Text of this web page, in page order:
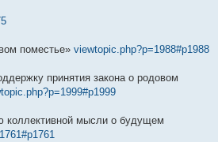
поместье» viewtopic.php?p=1988#p1988
принятия закона о родовом
коллективной мысли о будущем